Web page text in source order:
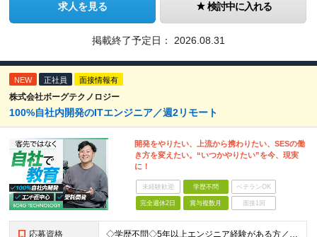
求人を見る 検討中に入れる
掲載終了予定日： 2026.08.31
NEW 正社員 面接情報有
株式会社ボーグテクノロジー
100%自社内開発のITエンジニア／週2リモート
開発をやりたい、上流から携わりたい、SESの働
き方を変えたい。“いつかやりたい”を今、現実
に！
未経験歓迎 学歴不問 ベテランOK
完全週休2日 賞与複数月 面接1回
応募資格 ◇学歴不問◇5年以上エンジニア経験がある方／人柄重視の採用です 必須条件―MUST― ■5年以上エンジニア経験がある方 ■C#、Java、Node.js、VB.NETを使った実務経験がある方 《